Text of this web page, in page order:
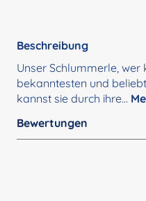
Beschreibung
Unser Schlummerle, wer
bekanntesten und
kannst sie durch ihre…
Bewertungen